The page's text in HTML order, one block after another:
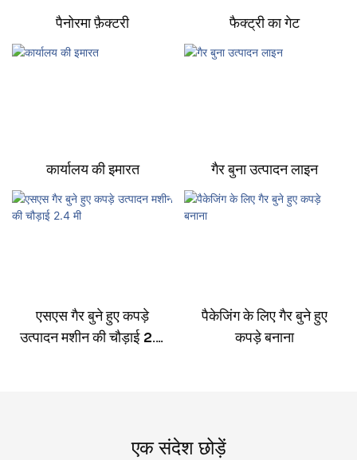
पैनोरमा फ़ैक्टरी फैक्ट्री का गेट
कार्यालय की इमारत गैर बुना उत्पादन लाइन
एसएस गैर बुने हुए कपड़े
उत्पादन मशीन की चौड़ाई 2.4
पैकेजिंग के लिए गैर बुने हुए
कपड़े बनाना
एक संदेश छोड़ें